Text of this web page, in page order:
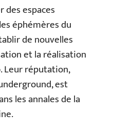
espaces
éphémères du
de nouvelles
et la réalisation
Leur réputation,
est
les annales de la